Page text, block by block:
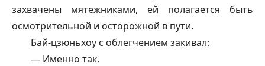
захвачены мятежниками, ей полагается быть
осмотрительной и осторожной в пути.
Бай-цзюньхоу с облегчением закивал:
— Именно так.